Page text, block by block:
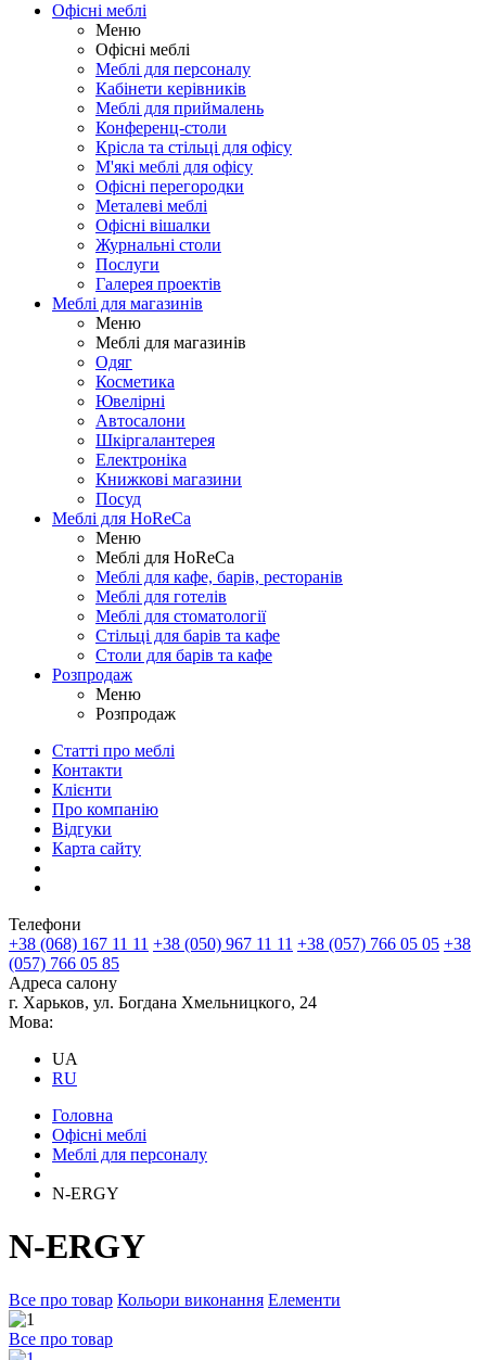
Офісні меблі
Меню
Офісні меблі
Меблі для персоналу
Кабінети керівників
Меблі для приймалень
Конференц-столи
Крісла та стільці для офісу
М'які меблі для офісу
Офісні перегородки
Металеві меблі
Офісні вішалки
Журнальні столи
Послуги
Галерея проектів
Меблі для магазинів
Меню
Меблі для магазинів
Одяг
Косметика
Ювелірні
Автосалони
Шкіргалантерея
Електроніка
Книжкові магазини
Посуд
Меблі для HoReCa
Меню
Меблі для HoReCa
Меблі для кафе, барів, ресторанів
Меблі для готелів
Меблі для стоматології
Стільці для барів та кафе
Столи для барів та кафе
Розпродаж
Меню
Розпродаж
Статті про меблі
Контакти
Клієнти
Про компанію
Відгуки
Карта сайту
Телефони
+38 (068) 167 11 11 +38 (050) 967 11 11 +38 (057) 766 05 05 +38
(057) 766 05 85
Адреса салону
г. Харьков, ул. Богдана Хмельницкого, 24
Мова:
UA
RU
Головна
Офісні меблі
Меблі для персоналу
N-ERGY
N-ERGY
Все про товар Кольори виконання Елементи
Все про товар